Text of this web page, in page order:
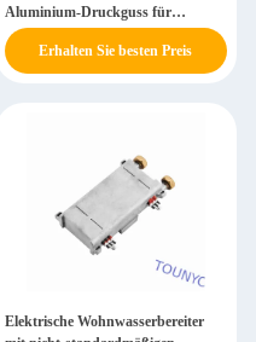
Aluminium-Druckguss für
Großflächenheizung
Erhalten Sie besten Preis
Elektrische Wohnwasserbereiter